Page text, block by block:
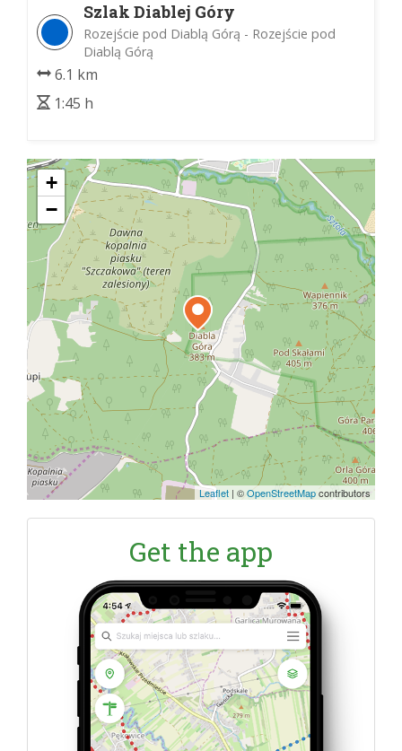
Szlak Diablej Góry
Rozejście pod Diablą Górą - Rozejście pod
Diablą Górą
6.1 km
1:45 h
+
−
Leaflet | ©OpenStreetMapcontributors
Get the app